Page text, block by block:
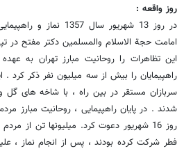
روز واقعه :
در روز 13 شهریور سال
امامت حجة الاسلام والمسلمین دکتر مفتح در
این تظاهرات را روحانیت مبارز تهران به
راهپیمایان را بیش از سه میلیون نفر ذکر کرد .
سربازان مستقر در بین راه ، با شاخه های
شدند . در پایان راهپیمایی ، روحانیت مبارز
روز 16 شهریور دعوت کرد. میلیونها تن
فطر شرکت کرده بودند ، پس از انجام نماز ،